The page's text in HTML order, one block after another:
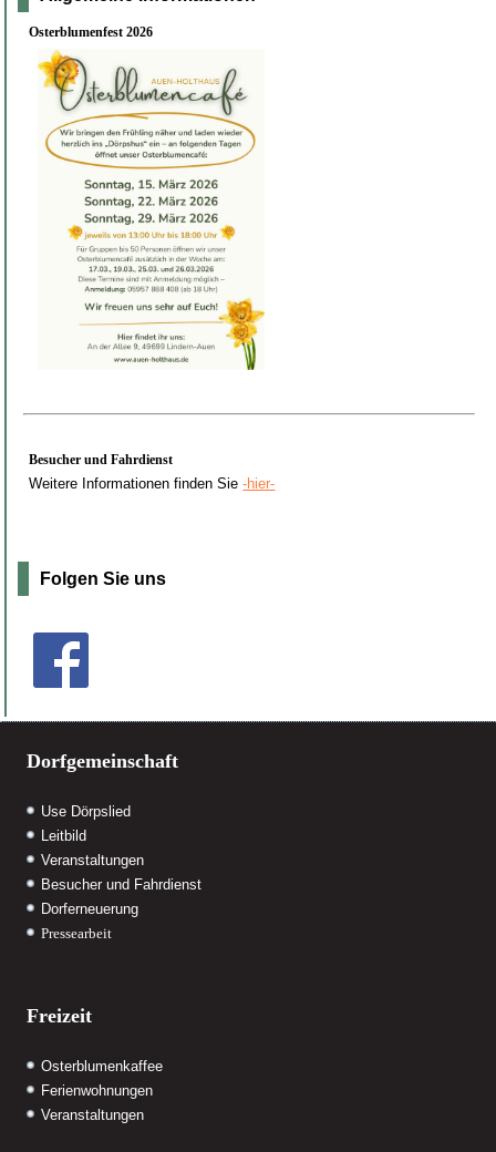
Osterblumenfest 2026
Besucher und Fahrdienst
Weitere Informationen finden Sie-hier-
Folgen Sie uns
Dorfgemeinschaft
Use Dörpslied
Leitbild
Veranstaltungen
Besucher und Fahrdienst
Dorferneuerung
Pressearbeit
Freizeit
Osterblumenkaffee
Ferienwohnungen
Veranstaltungen